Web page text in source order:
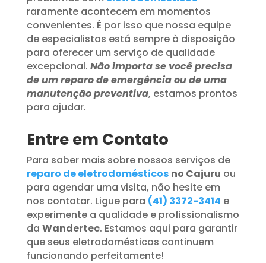
raramente acontecem em momentos
convenientes. É por isso que nossa equipe
de especialistas está sempre à disposição
para oferecer um serviço de qualidade
excepcional. Não importa se você precisa
de um reparo de emergência ou de uma
manutenção preventiva, estamos prontos
para ajudar.
Entre em Contato
Para saber mais sobre nossos serviços de
reparo de eletrodomésticos no Cajuru ou
para agendar uma visita, não hesite em
nos contatar. Ligue para (41) 3372-3414 e
experimente a qualidade e profissionalismo
da Wandertec. Estamos aqui para garantir
que seus eletrodomésticos continuem
funcionando perfeitamente!